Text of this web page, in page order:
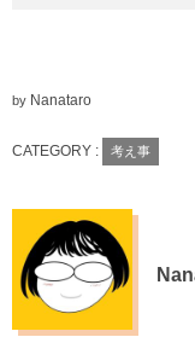
by Nanataro
CATEGORY : 考え事